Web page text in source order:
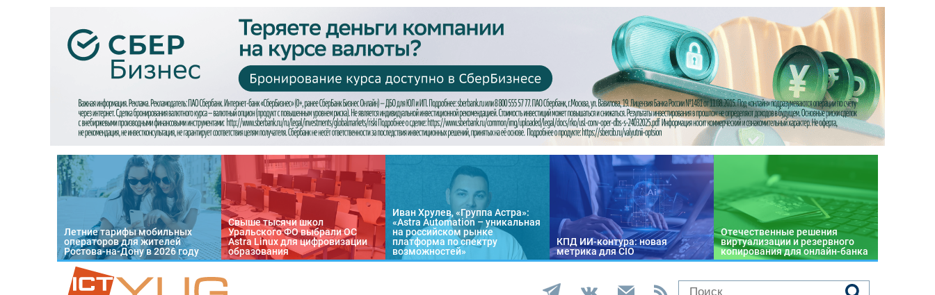
Летние тарифы мобильных
операторов для жителей
Ростова-на-Дону в 2026 году
Свыше тысячи школ
Уральского ФО выбрали ОС
Astra Linux для цифровизации
образования
Иван Хрулев, «Группа Астра»:
«Astra Automation – уникальная
на российском рынке
платформа по спектру
возможностей»
КПД ИИ-контура: новая
метрика для CIO
Отечественные решения
виртуализации и резервного
копирования для онлайн-банка